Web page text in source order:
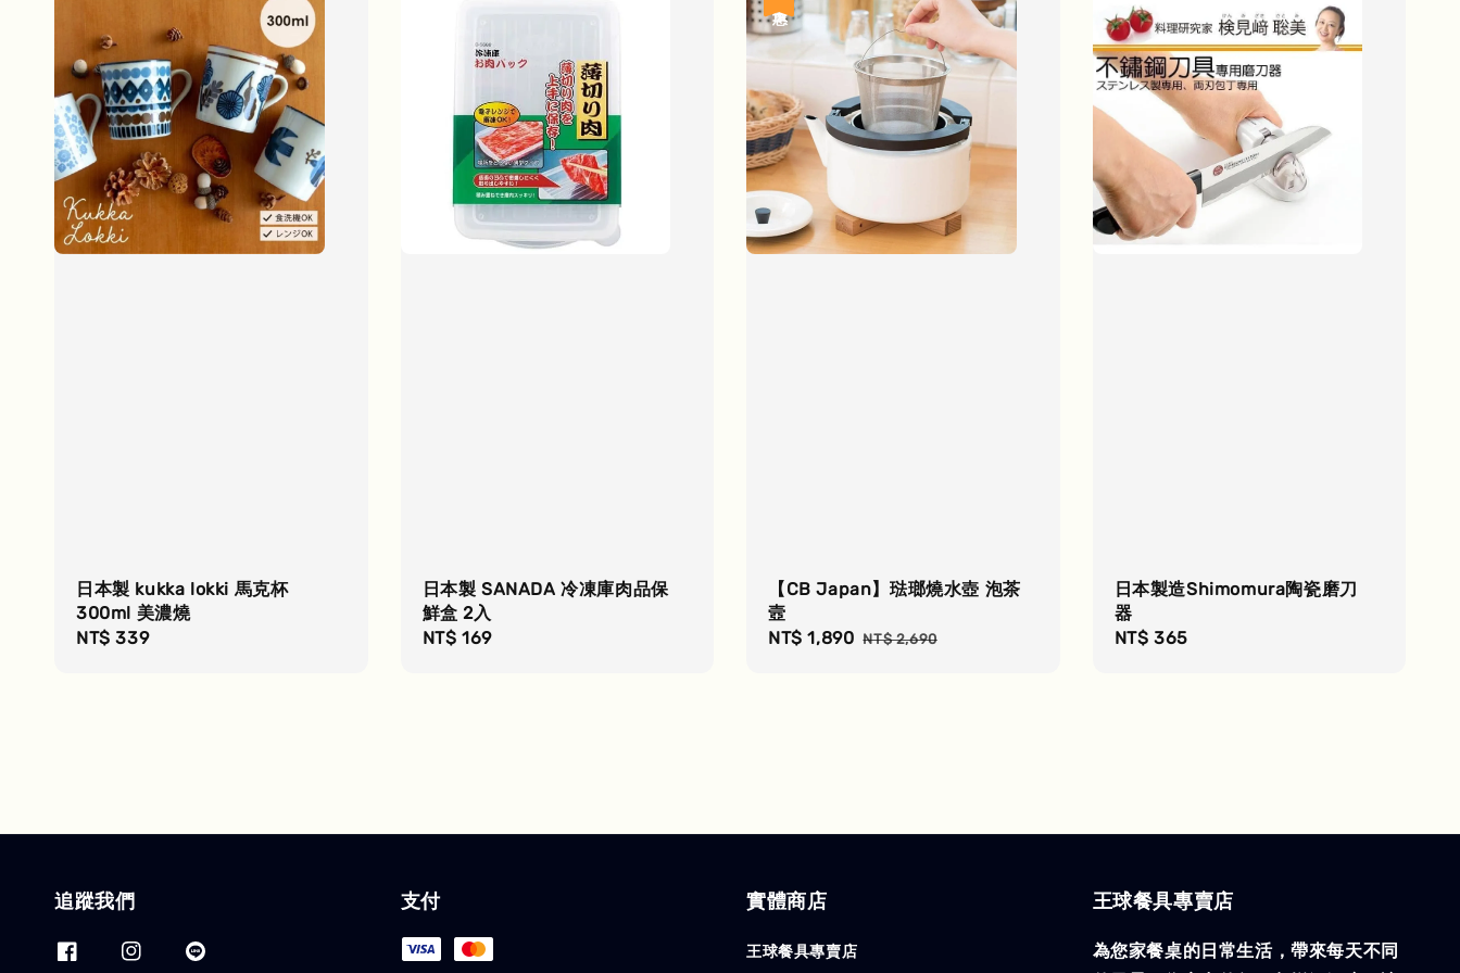
日本製 kukka lokki 馬克杯
300ml 美濃燒
Regular
NT$ 339
日本製 SANADA 冷凍庫肉品保
鮮盒 2入
Regular
NT$ 169
【CB Japan】琺瑯燒水壺 泡茶
壼
Sale
NT$ 1,890 Regular
NT$ 2,690
日本製造Shimomura陶瓷磨刀
器
Regular
NT$ 365
追蹤我們 支付 實體商店
王球餐具專賣店
王球餐具專賣店
為您家餐桌的日常生活，帶來每天不同